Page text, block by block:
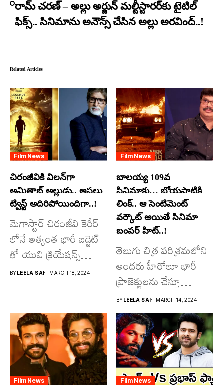
రామ్ చరణ్ – అల్లు అర్జున్ మల్టీస్టారర్​కు టైటిల్
ఫిక్స్.. సినిమాను అనౌన్స్ చేసిన అల్లు అరవింద్..!
Related Articles
Film News
చిరంజీవికి విలన్‌గా
అమితాబ్ అల్లుడు.. అసలు
ట్విస్ట్ అదిరిపోయిందిగా..!
మెగాస్టార్ చిరంజీవి కెరీర్
లోనే అత్యంత భారీ బడ్జెట్
తో యువి క్రియేషన్స్
రూపొందిస్తున్న
BYLEELA SAI MARCH 18, 2024
Film News
బాలయ్య 109వ
సినిమాకు… బోయపాటికి
లింక్.. ఆ సెంటిమెంట్
వర్కౌట్ అయితే సినిమా
బంపర్ హిట్..!
తెలుగు చిత్ర పరిశ్రమలోని
అందరు హీరోలూ భారీ
ప్రాజెక్టులను చేస్తూ
దూసుకుపోతోన్నారు.
అందులో కొందరు
మాత్రమే...
BYLEELA SAI MARCH 14, 2024
Film News Film News